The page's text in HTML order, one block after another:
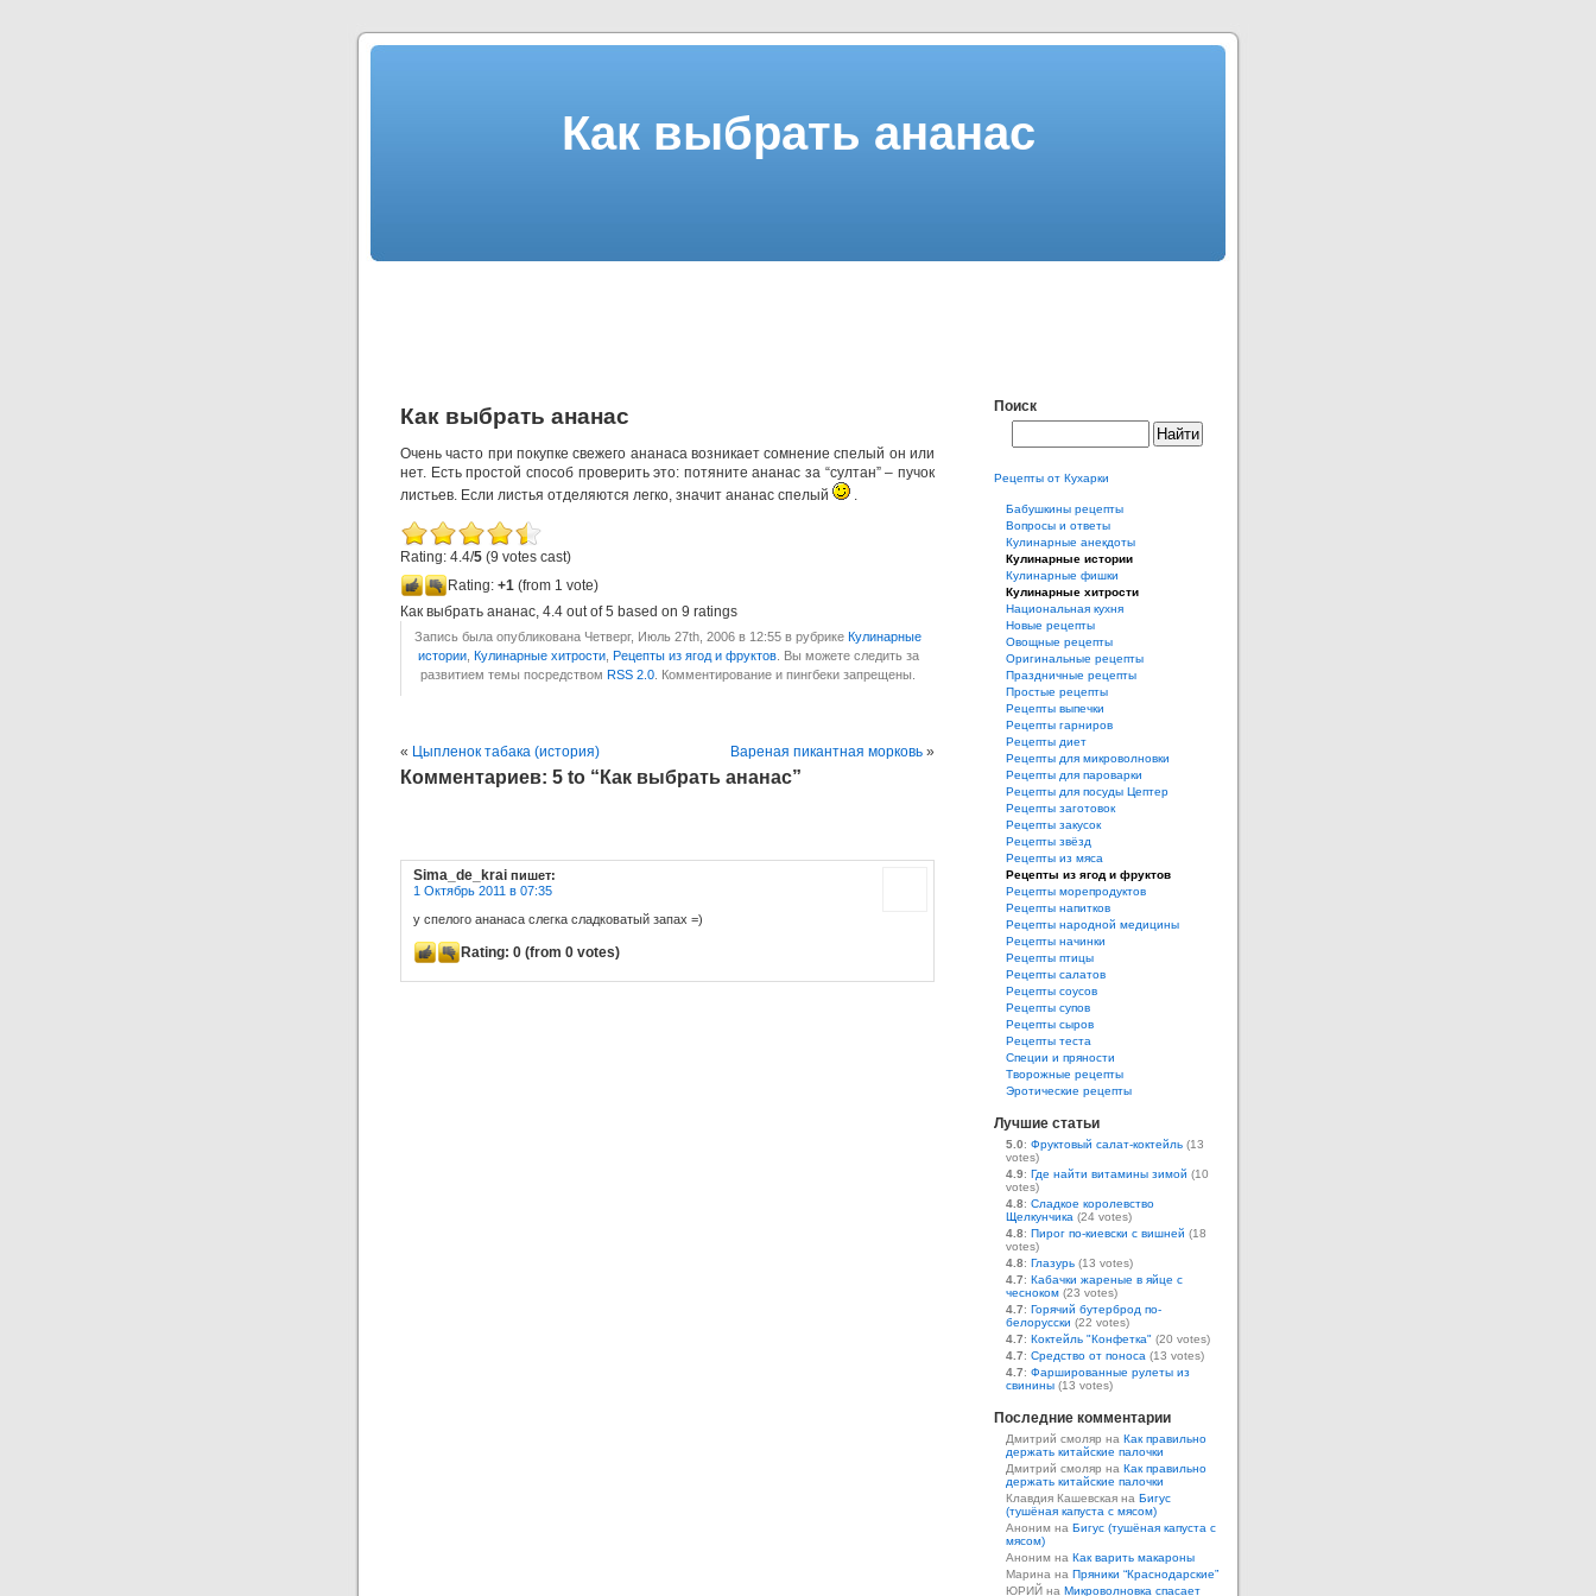
Как выбрать ананас
Как выбрать ананас
Очень часто при покупке свежего ананаса возникает сомнение спелый он или
нет. Есть простой способ проверить это: потяните ананас за “султан” – пучок
листьев. Если листья отделяются легко, значит ананас спелый
.
Rating: 4.4/5 (9 votes cast)
Rating: +1 (from 1 vote)
Как выбрать ананас, 4.4 out of5 based on 9 ratings
Запись была опубликована Четверг, Июль 27th, 2006 в 12:55 в рубрике Кулинарные
истории, Кулинарные хитрости, Рецепты из ягод и фруктов. Вы можете следить за
развитием темы посредством RSS 2.0 . Комментирование и пингбеки запрещены.
« Цыпленок табака (история) Вареная пикантная морковь »
Комментариев: 5 to “Как выбрать ананас”
Sima_de_krai пишет:
1 Октябрь 2011 в 07:35
у спелого ананаса слегка сладковатый запах =)
Rating: 0 (from 0 votes)
Поиск
Рецепты от Кухарки
Бабушкины рецепты
Вопросы и ответы
Кулинарные анекдоты
Кулинарные истории
Кулинарные фишки
Кулинарные хитрости
Национальная кухня
Новые рецепты
Овощные рецепты
Оригинальные рецепты
Праздничные рецепты
Простые рецепты
Рецепты выпечки
Рецепты гарниров
Рецепты диет
Рецепты для микроволновки
Рецепты для пароварки
Рецепты для посуды Цептер
Рецепты заготовок
Рецепты закусок
Рецепты звёзд
Рецепты из мяса
Рецепты из ягод и фруктов
Рецепты морепродуктов
Рецепты напитков
Рецепты народной медицины
Рецепты начинки
Рецепты птицы
Рецепты салатов
Рецепты соусов
Рецепты супов
Рецепты сыров
Рецепты теста
Специи и пряности
Творожные рецепты
Эротические рецепты
Лучшие статьи
5.0: Фруктовый салат-коктейль (13
votes)
4.9: Где найти витамины зимой (10
votes)
4.8: Сладкое королевство
Щелкунчика (24 votes)
4.8: Пирог по-киевски с вишней (18
votes)
4.8: Глазурь (13 votes)
4.7: Кабачки жареные в яйце с
чесноком (23 votes)
4.7: Горячий бутерброд по-
белорусски (22 votes)
4.7: Коктейль "Конфетка" (20 votes)
4.7: Средство от поноса (13 votes)
4.7: Фаршированные рулеты из
свинины (13 votes)
Последние комментарии
Дмитрий смоляр на Как правильно
держать китайские палочки
Дмитрий смоляр на Как правильно
держать китайские палочки
Клавдия Кашевская на Бигус
(тушёная капуста с мясом)
Аноним на Бигус (тушёная капуста с
мясом)
Аноним на Как варить макароны
Марина на Пряники “Краснодарские”
ЮРИЙ на Микроволновка спасает